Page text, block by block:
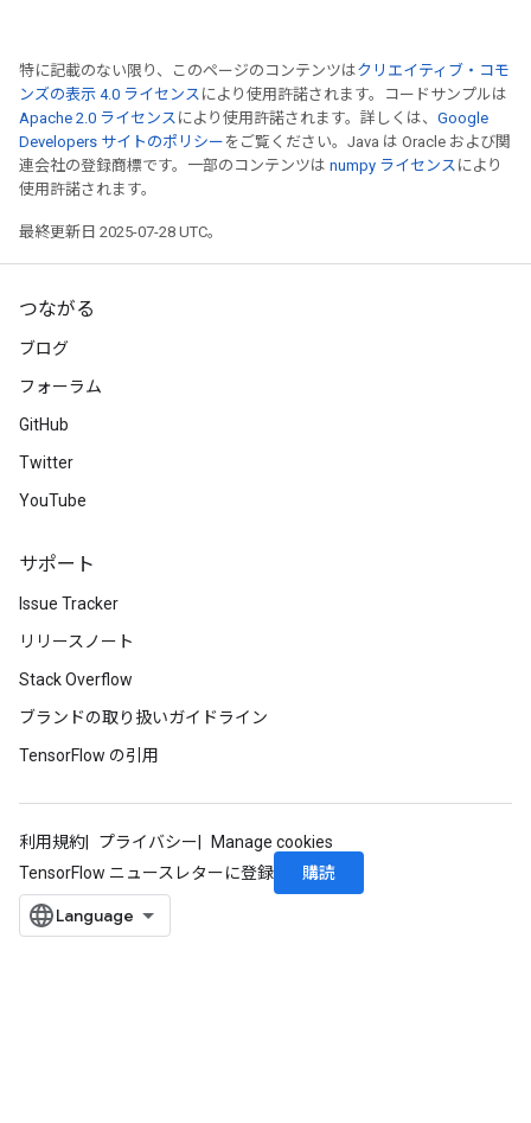
特に記載のない限り、このページのコンテンツはクリエイティブ・コモ
ンズの表示 4.0 ライセンス により使用許諾されます。コードサンプルは
Apache 2.0 ライセンス により使用許諾されます。詳しくは、 Google
Developers サイトのポリシー をご覧ください。Java は Oracle および関
連会社の登録商標です。一部のコンテンツは numpy ライセンス により
使用許諾されます。
最終更新日 2025-07-28 UTC。
つながる
ブログ
フォーラム
GitHub
Twitter
YouTube
サポート
Issue Tracker
リリースノート
Stack Overflow
ブランドの取り扱いガイドライン
TensorFlow の引用
利用規約 プライバシー
Manage cookies
TensorFlow ニュースレターに登録
購読